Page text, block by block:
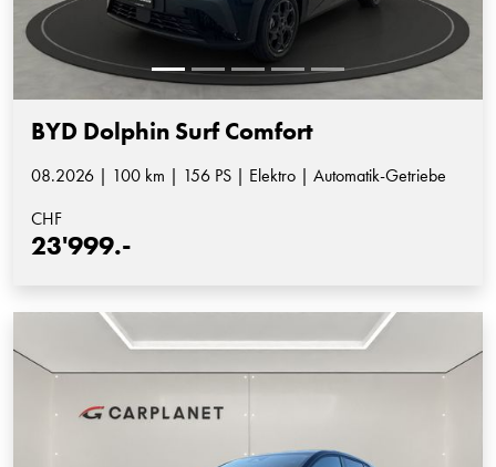
BYD Dolphin Surf Comfort
08.2026 | 100 km | 156 PS | Elektro | Automatik-Getriebe
CHF
23'999.-